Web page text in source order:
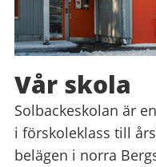
Vår skola
Solbackeskolan är
i förskoleklass till
belägen i norra